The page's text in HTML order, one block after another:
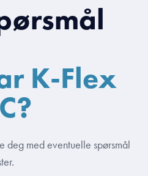
K-Flex
deg med eventuelle spørsmål